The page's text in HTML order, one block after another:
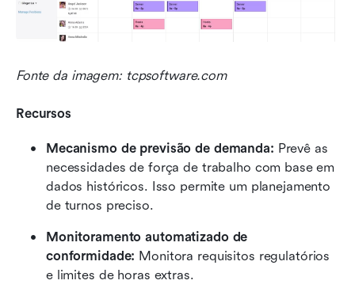
Fonte da imagem: tcpsoftware.com
Recursos
Mecanismo de previsão de demanda: Prevê as
necessidades de força de trabalho com base em
dados históricos. Isso permite um planejamento
de turnos preciso.
Monitoramento automatizado de
conformidade: Monitora requisitos regulatórios
e limites de horas extras.